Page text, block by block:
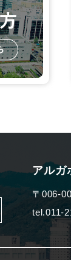
アルガ
〒006-